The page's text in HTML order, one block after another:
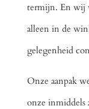
termijn. En wij
alleen in de
gelegenheid
Onze aanpak
onze inmiddels